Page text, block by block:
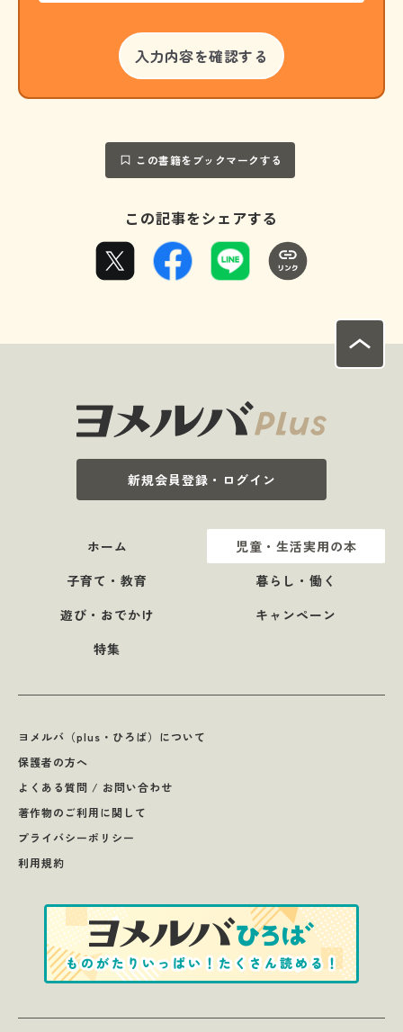
この書籍をブックマークする
この記事をシェアする
新規会員登録・ログイン
ホーム
児童・生活実用の本
子育て・教育
暮らし・働く
遊び・おでかけ
キャンペーン
特集
ヨメルバ（plus・ひろば）について
保護者の方へ
よくある質問 / お問い合わせ
著作物のご利用に関して
プライバシーポリシー
利用規約